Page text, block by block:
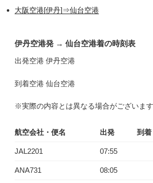
大阪空港[伊丹]⇒仙台空港
伊丹空港発 → 仙台空港着の時刻表
出発空港 伊丹空港
到着空港 仙台空港
※実際の内容とは異なる場合がございます
航空会社・便名 出発 到着
JAL2201 07:55
ANA731 08:05